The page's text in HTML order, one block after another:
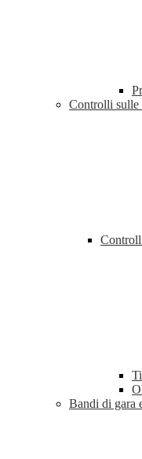
Controlli sulle
Bandi di gara